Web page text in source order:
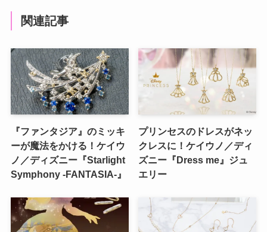
関連記事
『ファンタジア』のミッキ
ーが魔法をかける！ケイウ
ノ／ディズニー『Starlight
Symphony -FANTASIA-』
プリンセスのドレスがネッ
クレスに！ケイウノ／ディ
ズニー『Dress me』ジュ
エリー